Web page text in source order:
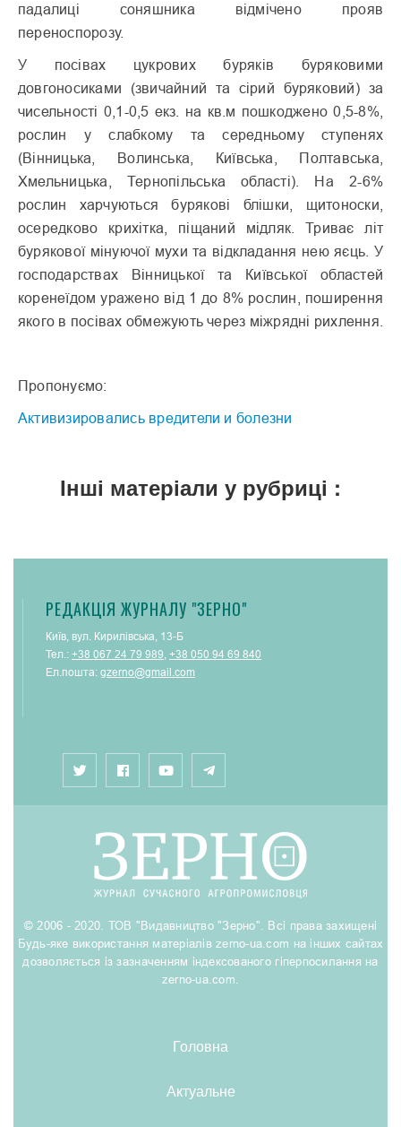
падалиці соняшника відмічено прояв
переноспорозу.
У посівах цукрових буряків буряковими
довгоносиками (звичайний та сірий буряковий) за
чисельності 0,1-0,5 екз. на кв.м пошкоджено 0,5-8%,
рослин у слабкому та середньому ступенях
(Вінницька, Волинська, Київська, Полтавська,
Хмельницька, Тернопільська області). На 2-6%
рослин харчуються бурякові блішки, щитоноски,
осередково крихітка, піщаний мідляк. Триває літ
бурякової мінуючої мухи та відкладання нею яєць. У
господарствах Вінницької та Київської областей
коренеїдом уражено від 1 до 8% рослин, поширення
якого в посівах обмежують через міжрядні рихлення.
Пропонуємо:
Активизировались вредители и болезни
Інші матеріали у рубриці :
РЕДАКЦІЯ ЖУРНАЛУ "ЗЕРНО"
Київ, вул. Кирилівська, 13-Б
Тел.: +38 067 24 79 989, +38 050 94 69 840
Ел.пошта: gzerno@gmail.com
© 2006 - 2020. ТОВ "Видавництво "Зерно". Всі права захищені
Будь-яке використання матеріалів zerno-ua.com на інших сайтах
дозволяється із зазначенням індексованого гіперпосилання на
zerno-ua.com.
Головна
Актуальне